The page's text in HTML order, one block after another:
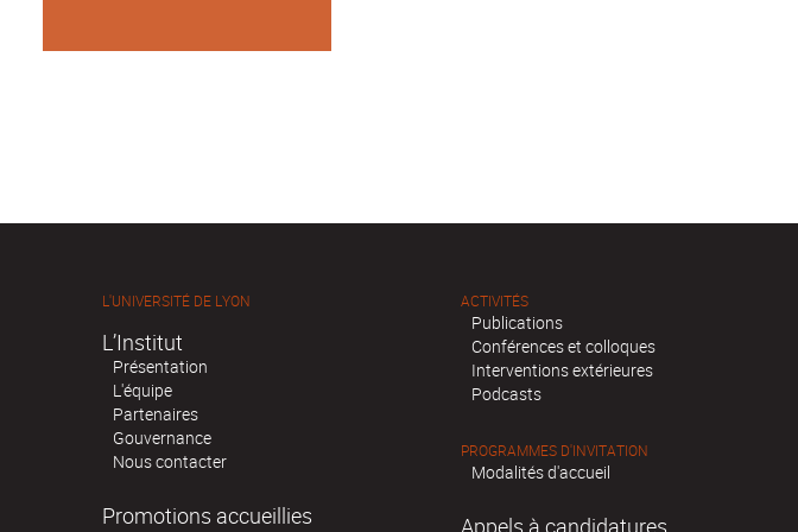
L'UNIVERSITÉ DE LYON
L’Institut
Présentation
L'équipe
Partenaires
Gouvernance
Nous contacter
Promotions accueillies
ACTIVITÉS
Publications
Conférences et colloques
Interventions extérieures
Podcasts
PROGRAMMES D'INVITATION
Modalités d'accueil